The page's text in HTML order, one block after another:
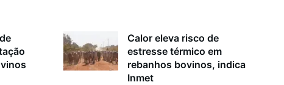
Calor eleva risco de
estresse térmico em
rebanhos bovinos, indica
Inmet